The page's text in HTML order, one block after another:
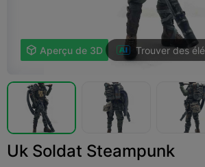
 Aperçu de 3D Trouver des
Uk Soldat Steampunk